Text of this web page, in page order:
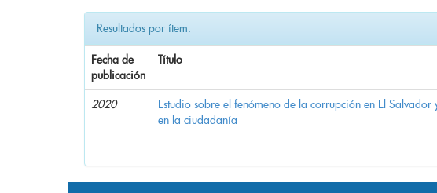
Resultados por ítem:
Fecha de
publicación
Título
2020
Estudio sobre el fenómeno de la corrupción en El Salvador
en la ciudadanía